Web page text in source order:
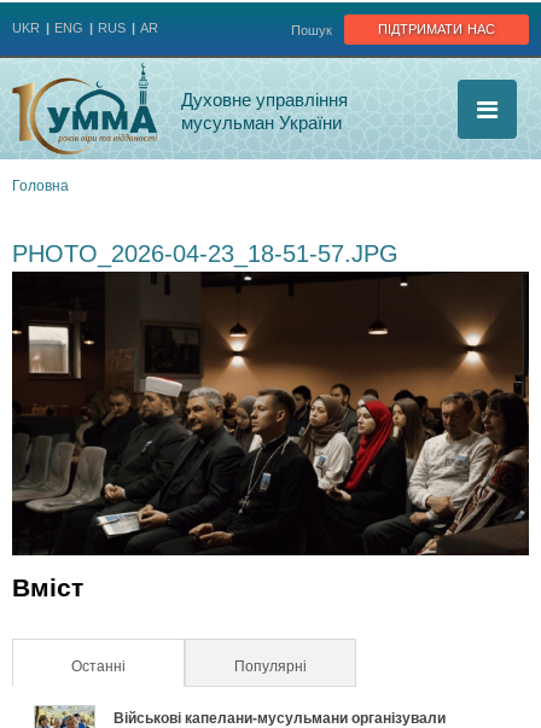
підтримати нас
Пошук
UKR ENG RUS AR
Духовне управління
мусульман України
є
тут
Головна
PHOTO_2026-04-23_18-51-57.JPG
Вміст
Останні (активна вкладка)Популярні
Військові капелани-мусульмани організували